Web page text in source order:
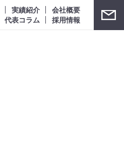
実績紹介
会社概要
代表コラム 採用情報